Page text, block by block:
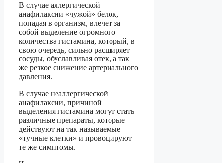
В случае аллергической
анафилаксии «чужой» белок,
попадая в организм, влечет за
собой выделение огромного
количества гистамина, который, в
свою очередь, сильно расширяет
сосуды, обуславливая отек, а так
же резкое снижение артериального
давления.
В случае неаллергической
анафилаксии, причиной
выделения гистамина могут стать
различные препараты, которые
действуют на так называемые
«тучные клетки» и провоцируют
те же симптомы.